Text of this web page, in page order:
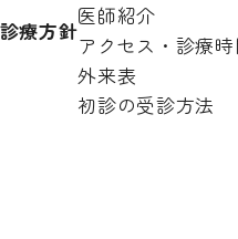
療方針
医師紹介
アクセス・診療
外来表
初診の受診方法